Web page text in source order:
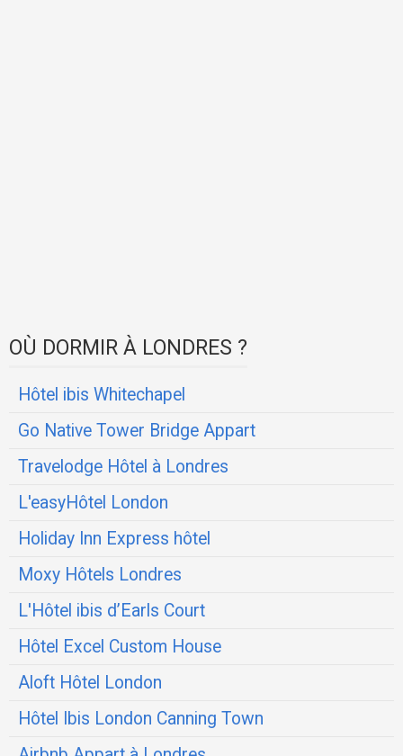
OÙ DORMIR À LONDRES ?
Hôtel ibis Whitechapel
Go Native Tower Bridge Appart
Travelodge Hôtel à Londres
L'easyHôtel London
Holiday Inn Express hôtel
Moxy Hôtels Londres
L'Hôtel ibis d’Earls Court
Hôtel Excel Custom House
Aloft Hôtel London
Hôtel Ibis London Canning Town